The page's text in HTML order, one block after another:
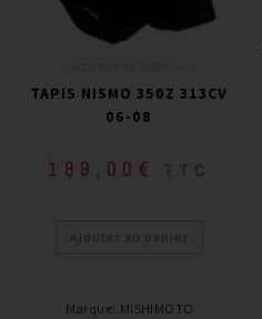
TAPIS NISMO 350Z 313CV
06-08
189,00 € TTC
Ajouter au panier
Marque: MISHIMOTO